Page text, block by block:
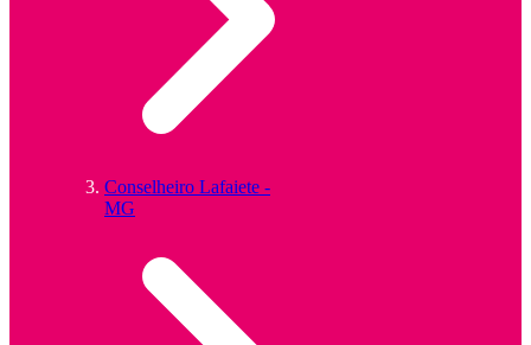
Conselheiro Lafaiete -
MG